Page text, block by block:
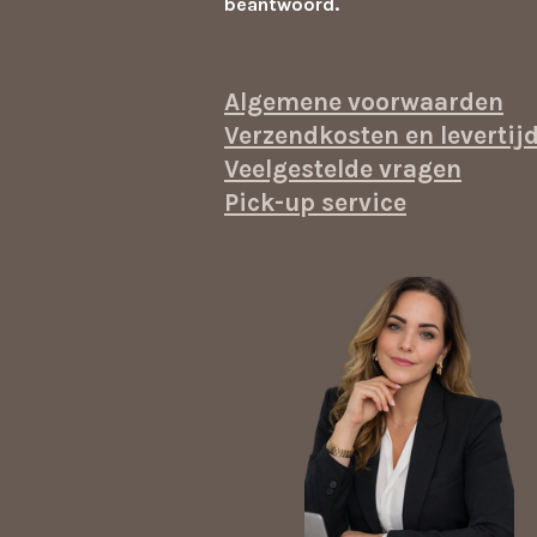
Algemene voorwaarden
Verzendkosten en
Veelgestelde vragen
Pick-up service